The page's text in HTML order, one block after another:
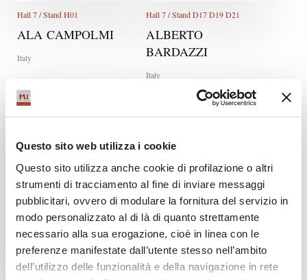
Questo sito web utilizza i cookie
Questo sito utilizza anche cookie di profilazione o altri
strumenti di tracciamento al fine di inviare messaggi
pubblicitari, ovvero di modulare la fornitura del servizio in
modo personalizzato al di là di quanto strettamente
necessario alla sua erogazione, cioè in linea con le
preferenze manifestate dall’utente stesso nell’ambito
dell’utilizzo delle funzionalità e della navigazione in rete
Hall 7 / Stand H01
ALA CAMPOLMI
Italy
Hall 7 / Stand D17 D19 D21
ALBERTO
BARDAZZI
Italy
MU TENDENZE SOSTENIBILITÀ
Hall 7 / Stand I06
ARCHE' SB
Hall 7 / Stand J18
ARPATEX